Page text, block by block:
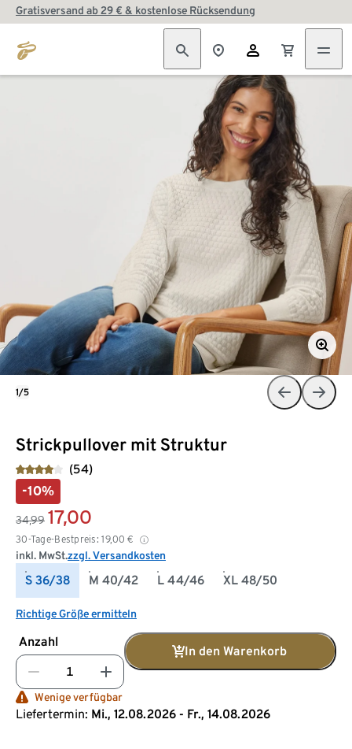
Gratisversand ab 29 € & kostenlose Rücksendung
Strickpullover mit Struktur
(54)
-10%
34,99 17,00
30-Tage-Bestpreis: 19,00 €
inkl. MwSt.zzgl. Versandkosten
S 36/38 M 40/42 L 44/46 XL 48/50
Richtige Größe ermitteln
Anzahl
In den Warenkorb
Wenige verfügbar
Liefertermin: Mi., 12.08.2026 - Fr., 14.08.2026
1/5